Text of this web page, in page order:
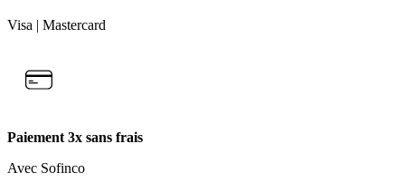
Visa | Mastercard
Paiement 3x sans frais
Avec Sofinco